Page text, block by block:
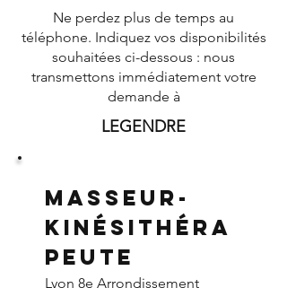
Ne perdez plus de temps au
téléphone. Indiquez vos disponibilités
souhaitées ci-dessous : nous
transmettons immédiatement votre
demande à
LEGENDRE
Masseur-
Kinésithéra
peute
Lyon 8e Arrondissement